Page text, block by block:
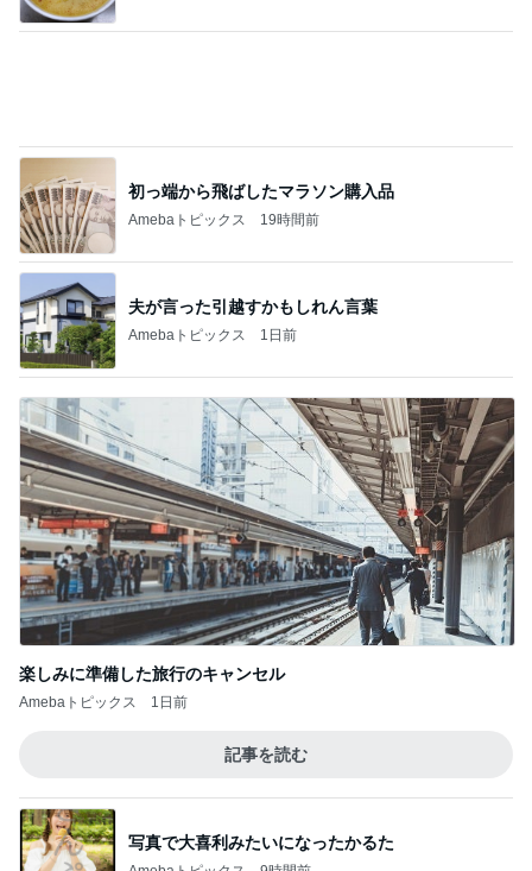
楽しみに準備した旅行のキャンセル
Amebaトピックス
記事を読む
写真で大喜利みたいになったかるた
Amebaトピックス 9時間前
会場で見つけた念願の漢字アイス
Amebaトピックス 11時間前
Amebaトピックス 1日前